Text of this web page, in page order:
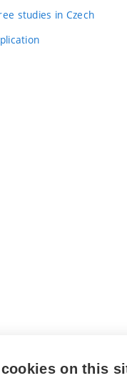
studies in Czech
on this